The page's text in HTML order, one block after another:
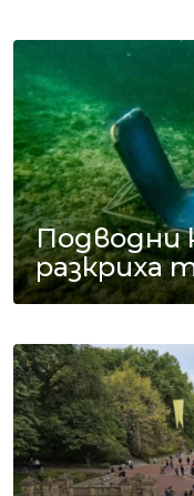
Подводни
разкриха